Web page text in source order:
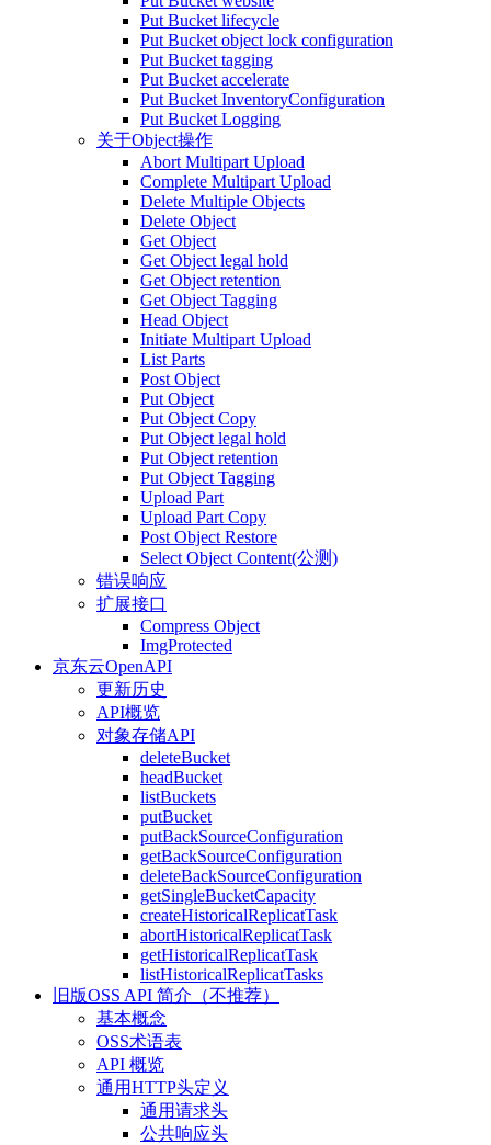
Put Bucket lifecycle
Put Bucket object lock configuration
Put Bucket tagging
Put Bucket accelerate
Put Bucket InventoryConfiguration
Put Bucket Logging
关于Object操作
Abort Multipart Upload
Complete Multipart Upload
Delete Multiple Objects
Delete Object
Get Object
Get Object legal hold
Get Object retention
Get Object Tagging
Head Object
Initiate Multipart Upload
List Parts
Post Object
Put Object
Put Object Copy
Put Object legal hold
Put Object retention
Put Object Tagging
Upload Part
Upload Part Copy
Post Object Restore
Select Object Content(公测)
错误响应
扩展接口
Compress Object
ImgProtected
京东云OpenAPI
更新历史
API概览
对象存储API
deleteBucket
headBucket
listBuckets
putBucket
putBackSourceConfiguration
getBackSourceConfiguration
deleteBackSourceConfiguration
getSingleBucketCapacity
createHistoricalReplicatTask
abortHistoricalReplicatTask
getHistoricalReplicatTask
listHistoricalReplicatTasks
旧版OSS API 简介（不推荐）
基本概念
OSS术语表
API 概览
通用HTTP头定义
通用请求头
公共响应头